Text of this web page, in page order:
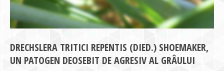
DRECHSLERA TRITICI REPENTIS (DIED.) SHOEMAKER,
UN PATOGEN DEOSEBIT DE AGRESIV AL GRÂULUI